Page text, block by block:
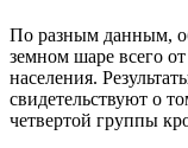
По разным данным,
земном шаре всего
населения.
свидетельствуют о
четвертой группы